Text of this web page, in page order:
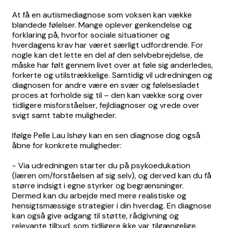
At få en autismediagnose som voksen kan vække
blandede følelser. Mange oplever genkendelse og
forklaring på, hvorfor sociale situationer og
hverdagens krav har været særligt udfordrende. For
nogle kan det lette en del af den selvbebrejdelse, de
måske har følt gennem livet over at føle sig anderledes,
forkerte og utilstrækkelige. Samtidig vil udredningen og
diagnosen for andre være en svær og følelsesladet
proces at forholde sig til – den kan vække sorg over
tidligere misforståelser, fejldiagnoser og vrede over
svigt samt tabte muligheder.
Ifølge Pelle Lau Ishøy kan en sen diagnose dog også
åbne for konkrete muligheder:
- Via udredningen starter du på psykoedukation
(læren om/forståelsen af sig selv), og derved kan du få
større indsigt i egne styrker og begrænsninger.
Dermed kan du arbejde med mere realistiske og
hensigtsmæssige strategier i din hverdag. En diagnose
kan også give adgang til støtte, rådgivning og